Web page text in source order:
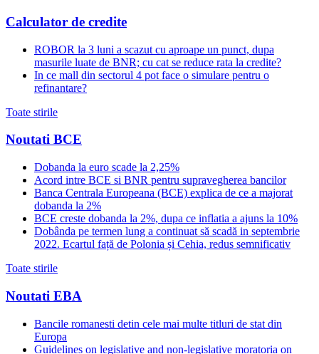
Calculator de credite
ROBOR la 3 luni a scazut cu aproape un punct, dupa
masurile luate de BNR; cu cat se reduce rata la credite?
In ce mall din sectorul 4 pot face o simulare pentru o
refinantare?
Toate stirile
Noutati BCE
Dobanda la euro scade la 2,25%
Acord intre BCE si BNR pentru supravegherea bancilor
Banca Centrala Europeana (BCE) explica de ce a majorat
dobanda la 2%
BCE creste dobanda la 2%, dupa ce inflatia a ajuns la 10%
Dobânda pe termen lung a continuat să scadă in septembrie
2022. Ecartul față de Polonia și Cehia, redus semnificativ
Toate stirile
Noutati EBA
Bancile romanesti detin cele mai multe titluri de stat din
Europa
Guidelines on legislative and non-legislative moratoria on